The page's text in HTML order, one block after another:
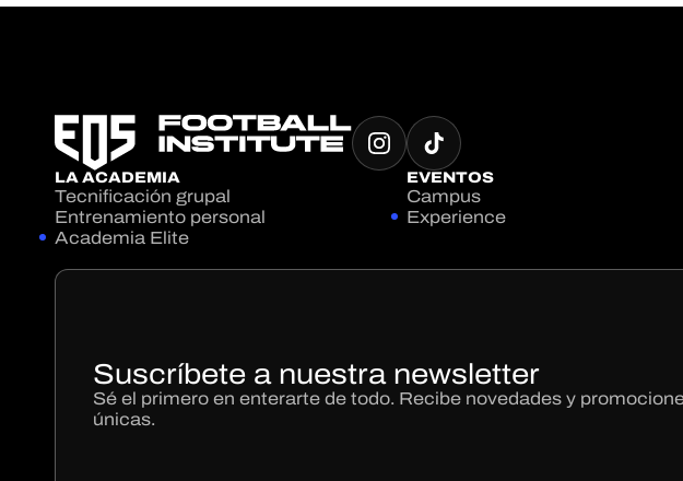
LA ACADEMIA
Tecnificación grupal
Entrenamiento personal
Academia Elite
EVENTOS
Campus
Experience
Suscríbete a nuestra newsletter
Sé el primero en enterarte de todo. Recibe novedades y
únicas.